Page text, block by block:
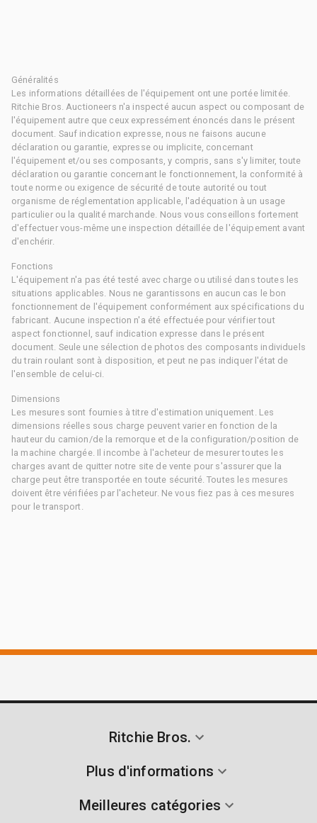
Généralités
Les informations détaillées de l'équipement ont une portée limitée.
Ritchie Bros. Auctioneers n'a inspecté aucun aspect ou composant de
l'équipement autre que ceux expressément énoncés dans le présent
document. Sauf indication expresse, nous ne faisons aucune
déclaration ou garantie, expresse ou implicite, concernant
l'équipement et/ou ses composants, y compris, sans s'y limiter, toute
déclaration ou garantie concernant le fonctionnement, la conformité à
toute norme ou exigence de sécurité de toute autorité ou tout
organisme de réglementation applicable, l'adéquation à un usage
particulier ou la qualité marchande. Nous vous conseillons fortement
d'effectuer vous-même une inspection détaillée de l'équipement avant
d'enchérir.
Fonctions
L'équipement n'a pas été testé avec charge ou utilisé dans toutes les
situations applicables. Nous ne garantissons en aucun cas le bon
fonctionnement de l'équipement conformément aux spécifications du
fabricant. Aucune inspection n'a été effectuée pour vérifier tout
aspect fonctionnel, sauf indication expresse dans le présent
document. Seule une sélection de photos des composants individuels
du train roulant sont à disposition, et peut ne pas indiquer l'état de
l'ensemble de celui-ci.
Dimensions
Les mesures sont fournies à titre d'estimation uniquement. Les
dimensions réelles sous charge peuvent varier en fonction de la
hauteur du camion/de la remorque et de la configuration/position de
la machine chargée. Il incombe à l'acheteur de mesurer toutes les
charges avant de quitter notre site de vente pour s'assurer que la
charge peut être transportée en toute sécurité. Toutes les mesures
doivent être vérifiées par l'acheteur. Ne vous fiez pas à ces mesures
pour le transport.
Ritchie Bros.
Plus d'informations
Meilleures catégories